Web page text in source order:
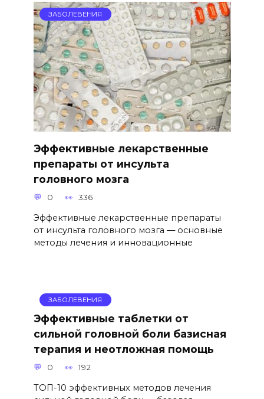
ЗАБОЛЕВЕНИЯ
Эффективные лекарственные
препараты от инсульта
головного мозга
0 336
Эффективные лекарственные препараты
от инсульта головного мозга — основные
методы лечения и инновационные
ЗАБОЛЕВЕНИЯ
Эффективные таблетки от
сильной головной боли базисная
терапия и неотложная помощь
0 192
ТОП-10 эффективных методов лечения